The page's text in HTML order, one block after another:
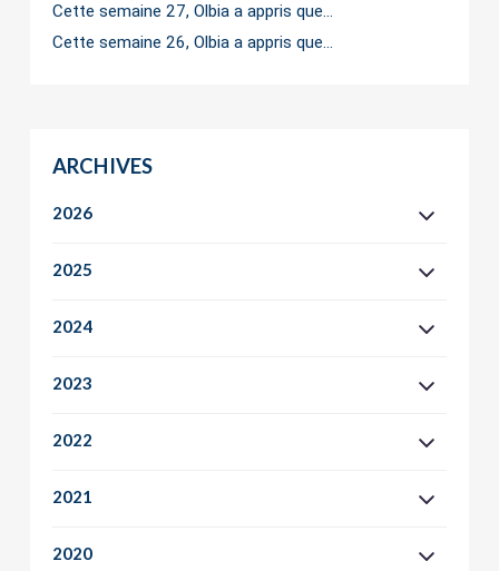
Cette semaine 27, Olbia a appris que…
Cette semaine 26, Olbia a appris que…
ARCHIVES
2026
2025
2024
2023
2022
2021
2020